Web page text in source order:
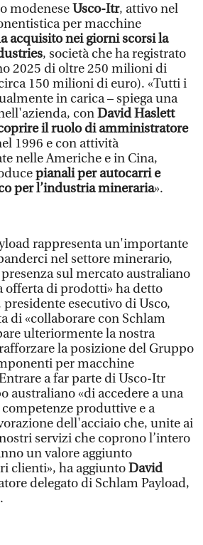
modeneseUsco-Itr, attivo nel
per macchine
acquisito nei giorni scorsi la
, società che ha registrato
2025 di oltre 250 milioni di
150 milioni di euro). «Tutti i
in carica – spiega una
conDavid Haslett
il ruolo di amministratore
1996 e con attività
nelle Americhe e in Cina,
pianali per autocarri e
per l’industria mineraria».
rappresenta un'importante
nel settore minerario,
sul mercato australiano
offerta di prodotti» ha detto
presidente esecutivo di Usco,
di «collaborare con Schlam
ulteriormente la nostra
la posizione del Gruppo
per macchine
a far parte di Usco-Itr
australiano «di accedere a una
produttive e a
dell'acciaio che, unite ai
servizi che coprono l’intero
un valore aggiunto
clienti», ha aggiuntoDavid
delegato di Schlam Payload,